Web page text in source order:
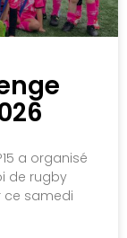
a organisé
de rugby
ce samedi